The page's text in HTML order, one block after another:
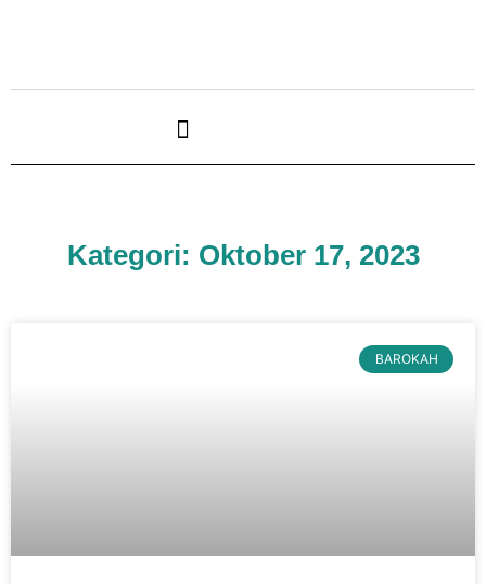
Kategori: Oktober 17, 2023
BAROKAH